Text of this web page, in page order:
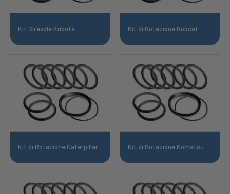
Kit Girevole Kubota Kit di Rotazione Bobcat
Kit di Rotazione Caterpillar Kit di Rotazione Komatsu